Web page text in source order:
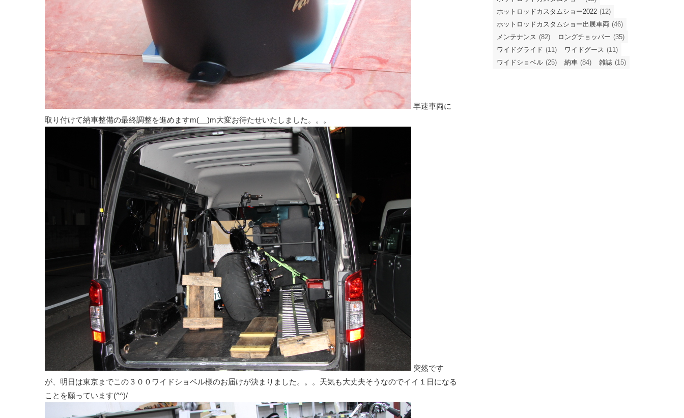
早速車両に
取り付けて納車整備の最終調整を進めますm(__)m大変お待たせいたしました。。。
突然です
が、明日は東京までこの３００ワイドショベル様のお届けが決まりました。。。天気も大丈夫そうなのでイイ１日になる
ことを願っています(^^)/
ホットロッドカスタムショー2022 (12)
ホットロッドカスタムショー出展車両 (46)
メンテナンス (82) ロングチョッパー (35)
ワイドグライド (11) ワイドグース (11)
ワイドショベル (25) 納車 (84) 雑誌 (15)